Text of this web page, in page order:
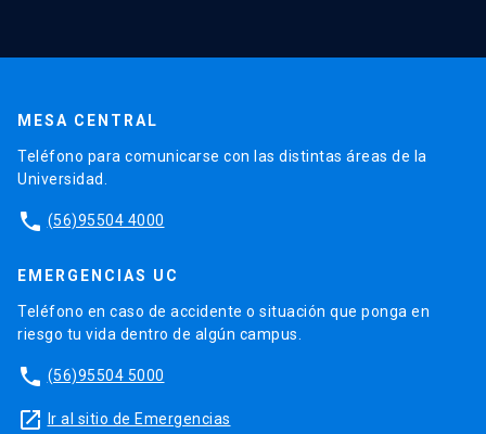
MESA CENTRAL
Teléfono para comunicarse con las distintas áreas de la
Universidad.
phone (56)95504 4000
EMERGENCIAS UC
Teléfono en caso de accidente o situación que ponga en
riesgo tu vida dentro de algún campus.
phone (56)95504 5000
launch Ir al sitio de Emergencias